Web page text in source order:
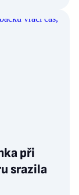
při
srazila